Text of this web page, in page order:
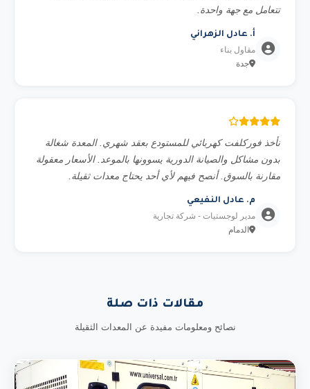
تتعامل مع جهة واحدة.
أ. عادل الزهراني
مقاول بناء
جدة
نأخذ فوركلفت كهربائي للمستودع بعقد شهري. المعدة شغالة
بدون مشاكل والصيانة الدورية يسوونها بالموعد. الأسعار معقولة
مقارنة بالسوق. أنصح فيهم لأي أحد يحتاج معدات ثقيلة.
م. عادل النفيعي
مدير لوجستيات - شركة تجارية
الدمام
مقالات ذات صلة
نصائح ومعلومات مفيدة عن المعدات الثقيلة